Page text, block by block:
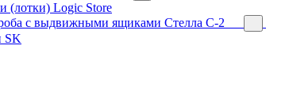
(лотки) Logiс Store
с выдвижными ящиками Стелла С-2
SK